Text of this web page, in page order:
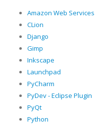
Amazon Web Services
CLion
Django
Gimp
Inkscape
Launchpad
PyCharm
PyDev - Eclipse Plugin
PyQt
Python